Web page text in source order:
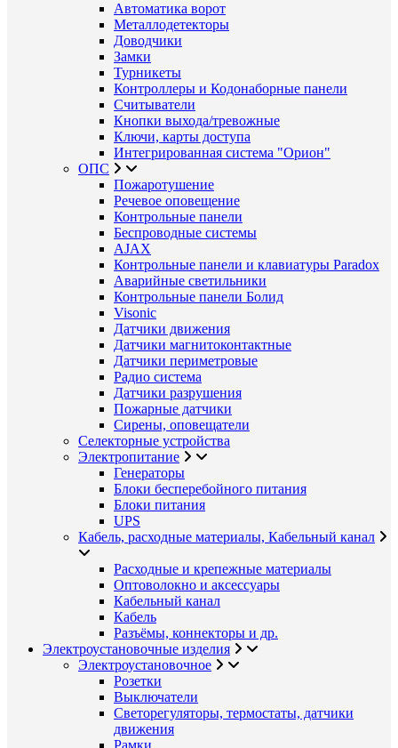
Автоматика ворот
Металлодетекторы
Доводчики
Замки
Турникеты
Контроллеры и Кодонаборные панели
Считыватели
Кнопки выхода/тревожные
Ключи, карты доступа
Интегрированная система "Орион"
ОПС
Пожаротушение
Речевое оповещение
Контрольные панели
Беспроводные системы
AJAX
Контрольные панели и клавиатуры Paradox
Аварийные светильники
Контрольные панели Болид
Visonic
Датчики движения
Датчики магнитоконтактные
Датчики периметровые
Радио система
Датчики разрушения
Пожарные датчики
Сирены, оповещатели
Селекторные устройства
Электропитание
Генераторы
Блоки бесперебойного питания
Блоки питания
UPS
Кабель, расходные материалы, Кабельный канал
Расходные и крепежные материалы
Оптоволокно и аксессуары
Кабельный канал
Кабель
Разъёмы, коннекторы и др.
Электроустановочные изделия
Электроустановочное
Розетки
Выключатели
Светорегуляторы, термостаты, датчики
движения
Рамки